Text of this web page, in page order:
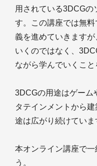
用されている3DCGの
す。この講座では無
義を進めていきます
いくのではなく、
ながら学んでいくこと
3DCGの用途はゲーム
タテインメントから
途は広がり続けていま
本オンライン講座で
う。